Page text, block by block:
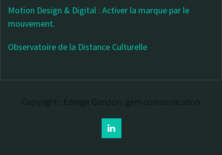
Motion Design & Digital : Activer la marque par le
mouvement.
Observatoire de la Distance Culturelle
Copyright : Edwige Gandon, gèm communication